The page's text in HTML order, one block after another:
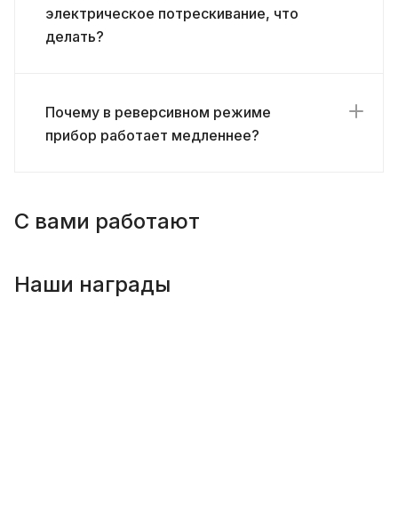
электрическое потрескивание, что
делать?
Почему в реверсивном режиме
прибор работает медленнее?
С вами работают
Наши награды